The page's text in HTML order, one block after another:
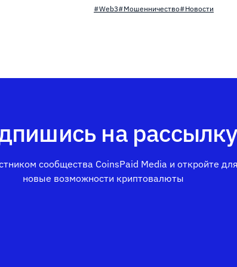
#Web3#Мошенничество#Новости
на
сообщества CoinsPaid Media и откройте
новые возможности криптовалюты